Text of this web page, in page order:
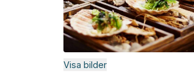
Visa bilder